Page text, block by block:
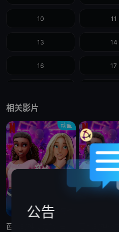
10 11
13 14
16 17
22
25 26
28 29
相关影片
动画
第6集完结
公告